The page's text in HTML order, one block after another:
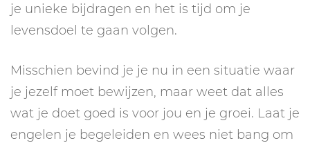
je unieke bijdragen en het is tijd om je
levensdoel te gaan volgen.
Misschien bevind je je nu in een situatie waar
je jezelf moet bewijzen, maar weet dat alles
wat je doet goed is voor jou en je groei. Laat je
engelen je begeleiden en wees niet bang om